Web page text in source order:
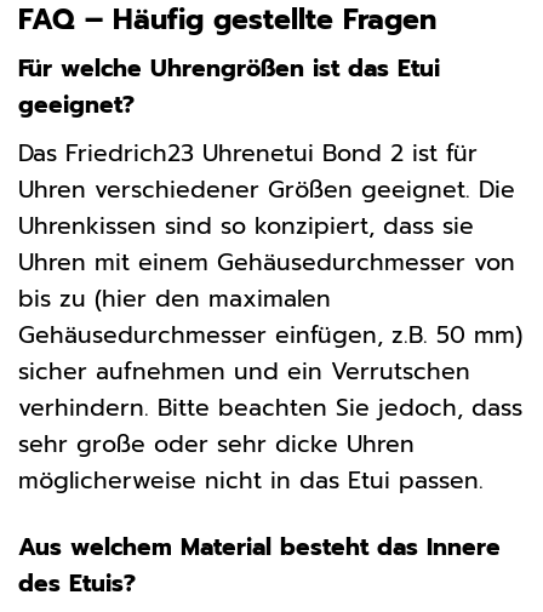
FAQ – Häufig gestellte Fragen
Für welche Uhrengrößen ist das Etui
geeignet?
Das Friedrich23 Uhrenetui Bond 2 ist für
Uhren verschiedener Größen geeignet. Die
Uhrenkissen sind so konzipiert, dass sie
Uhren mit einem Gehäusedurchmesser von
bis zu (hier den maximalen
Gehäusedurchmesser einfügen, z.B. 50 mm)
sicher aufnehmen und ein Verrutschen
verhindern. Bitte beachten Sie jedoch, dass
sehr große oder sehr dicke Uhren
möglicherweise nicht in das Etui passen.
Aus welchem Material besteht das Innere
des Etuis?